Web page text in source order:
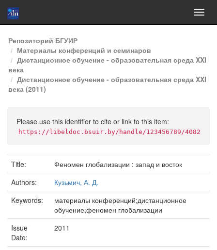
Skip
navigation
Репозиторий БГУИР
Материалы конференций и семинаров
Дистанционное обучение - образовательная среда XXI
века
Дистанционное обучение - образовательная среда XXI
века (2011)
Please use this identifier to cite or link to this item:
https://libeldoc.bsuir.by/handle/123456789/4082
Title:
Феномен глобализации : запад и восток
Authors:
Кузьмич, А. Д.
Keywords:
материалы конференций;дистанционное
обучение;феномен глобализации
Issue
Date:
2011